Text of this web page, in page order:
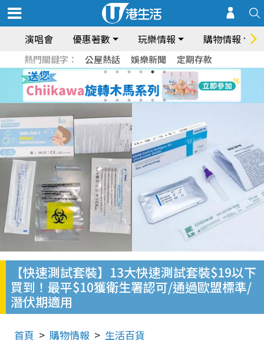
演唱會 優惠著數 玩樂情報 購物情報
熱門關鍵字： 公屋熱話 娛樂新聞 定期存款
【快速測試套裝】13大快速測試套裝$19以下
買到！最平$10獲衛生署認可/通過歐盟標準/
潛伏期適用
首頁 購物情報 生活百貨